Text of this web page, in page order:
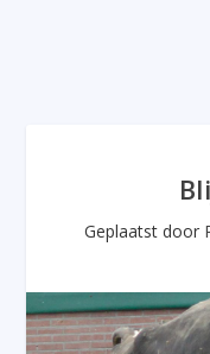
Geplaatst door